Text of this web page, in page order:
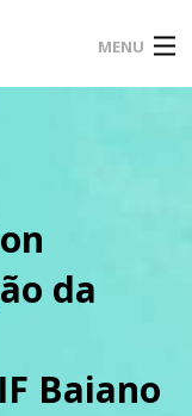
MENU
da
Baiano